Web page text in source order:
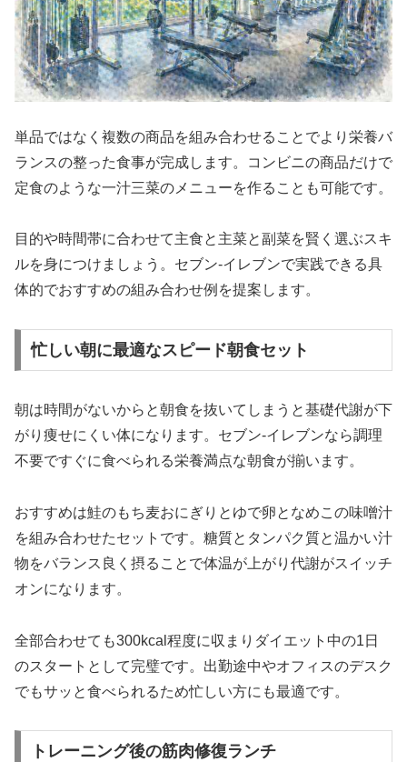
単品ではなく複数の商品を組み合わせることでより栄養バ
ランスの整った食事が完成します。コンビニの商品だけで
定食のような一汁三菜のメニューを作ることも可能です。
目的や時間帯に合わせて主食と主菜と副菜を賢く選ぶスキ
ルを身につけましょう。セブン-イレブンで実践できる具
体的でおすすめの組み合わせ例を提案します。
忙しい朝に最適なスピード朝食セット
朝は時間がないからと朝食を抜いてしまうと基礎代謝が下
がり痩せにくい体になります。セブン-イレブンなら調理
不要ですぐに食べられる栄養満点な朝食が揃います。
おすすめは鮭のもち麦おにぎりとゆで卵となめこの味噌汁
を組み合わせたセットです。糖質とタンパク質と温かい汁
物をバランス良く摂ることで体温が上がり代謝がスイッチ
オンになります。
全部合わせても300kcal程度に収まりダイエット中の1日
のスタートとして完璧です。出勤途中やオフィスのデスク
でもサッと食べられるため忙しい方にも最適です。
トレーニング後の筋肉修復ランチ